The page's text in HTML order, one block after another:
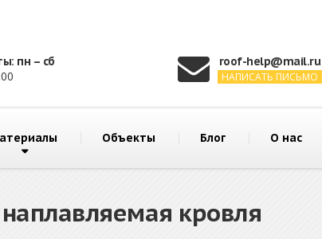
пн – сб roof-help@mail.ru
НАПИСАТЬ ПИСЬМО
Объекты Блог О нас
кровля